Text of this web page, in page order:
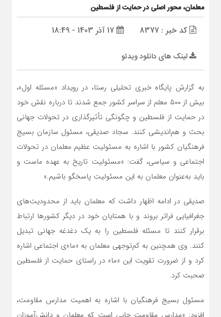
معلمان، محور اصلی در حمایت از فلسطین
کد خبر : 8377
لینک های دانلود ویدئو
به گزارش پایگاه خبری تحلیلی رستا، در رویداد «مسئله اول»،
بیش از ۵۰۰ معلم از سراسر کشور جمع شدند تا درباره نقش خود
در حمایت از فلسطین و چگونگی تأثیرگذاری در تحولات جهانی
بحث و هم‌اندیشی کنند. سجاد صدیقی، مسئول سازمان بسیج
فرهنگیان کشور با اشاره به مسئولیت عظیم معلمان در تحولات
اجتماعی و سیاسی، گفت: «مسئولیت تاریخ به عهده ماست و
باید به‌عنوان معلمان به این مسئولیت پاسخگو باشیم.»
صدیقی در ادامه اظهار داشت که معلمان باید از محدودیت‌های
جغرافیایی فراتر بروند و با همتایان خود در دیگر کشورها ارتباط
برقرار کنند تا مسئله فلسطین را به یک دغدغه جهانی تبدیل
کنند. وی همچنین به کم‌توجهی معلمان به «ما»ی اجتماعی اشاره
کرد و از ضرورت تقویت این «ما» در راستای حمایت از فلسطین
صحبت کرد.
مسئول بسیج فرهنگیان با اشاره به اهمیت مدارس مقاومت،